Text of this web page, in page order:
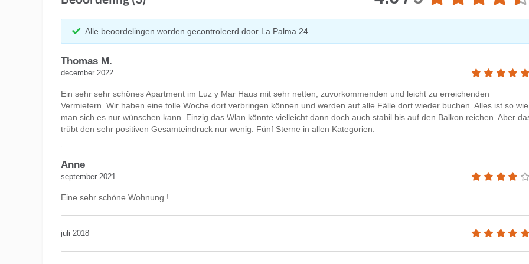
Alle beoordelingen worden gecontroleerd door La Palma 24.
Thomas M.
december 2022
Ein sehr sehr schönes Apartment im Luz y Mar Haus mit sehr netten, zuvorkommenden und leicht zu erreichenden
Vermietern. Wir haben eine tolle Woche dort verbringen können und werden auf alle Fälle dort wieder buchen. Alles ist so wie
man sich es nur wünschen kann. Einzig das Wlan könnte vielleicht dann doch auch stabil bis auf den Balkon reichen. Aber
trübt den sehr positiven Gesamteindruck nur wenig. Fünf Sterne in allen Kategorien.
Anne
september 2021
Eine sehr schöne Wohnung !
juli 2018